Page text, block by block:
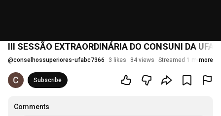
III SESSÃO EXTRAORDINÁRIA DO CONSUNI DA
@conselhossuperiores-ufabc7366 3 likes 84 views Streamed 1 month ago
more
Subscribe
Comments